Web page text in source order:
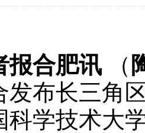
报合肥讯 （
发布长三角
科学技术大